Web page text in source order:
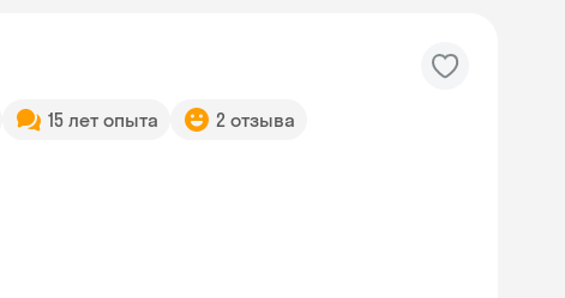
15 лет опыта 2 отзыва